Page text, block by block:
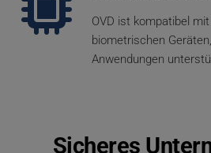
OVD ist kompatibel
biometrischen
Anwendungen
Sicheres